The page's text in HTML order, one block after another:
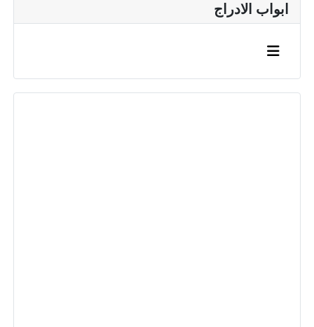
ابواب الادراج